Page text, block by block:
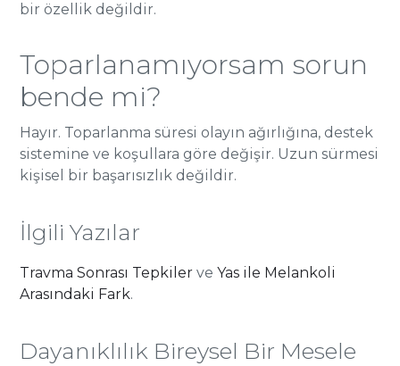
bir özellik değildir.
Toparlanamıyorsam sorun
bende mi?
Hayır. Toparlanma süresi olayın ağırlığına, destek
sistemine ve koşullara göre değişir. Uzun sürmesi
kişisel bir başarısızlık değildir.
İlgili Yazılar
Travma Sonrası Tepkiler veYas ile Melankoli
Arasındaki Fark.
Dayanıklılık Bireysel Bir Mesele